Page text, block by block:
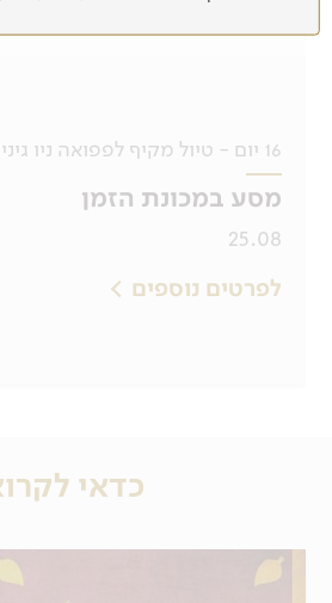
16 יום - טיול מקיף לפפואה ניו גיני
מסע במכונת הזמן
25.08
לפרטים נוספים
כדאי